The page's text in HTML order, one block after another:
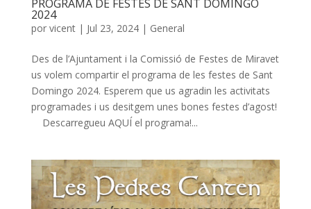
PROGRAMA DE FESTES DE SANT DOMINGO
2024
por vicent| Jul 23, 2024| General
Des de l’Ajuntament i la Comissió de Festes de Miravet
us volem compartir el programa de les festes de Sant
Domingo 2024. Esperem que us agradin les activitats
programades i us desitgem unes bones festes d’agost!
Descarregueu AQUÍ el programa!...